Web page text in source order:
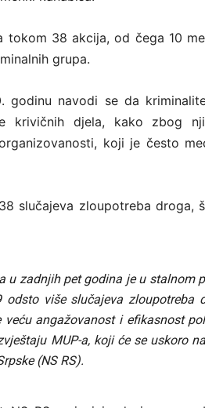
38 akcija, od čega 10
grupa.
godinu navodi se da
krivičnih djela, kako zbog
koji je često
slučajeva zloupotreba droga,
u zadnjih pet godina je u stalnom
više slučajeva zloupotreba
angažovanost i efikasnost
MUP-a, koji će se uskoro
(NS RS).